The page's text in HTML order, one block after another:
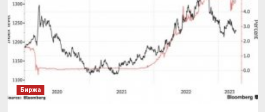
Биржа